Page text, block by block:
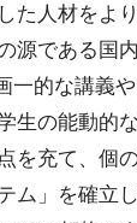
た人材をよ
源である国
一的な講義
生の能動的
を充て、個
ム」を確立